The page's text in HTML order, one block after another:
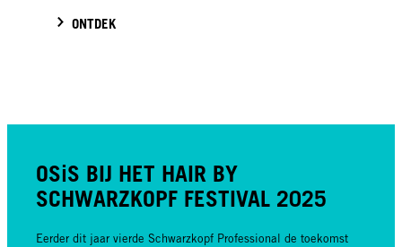
ONTDEK
OSiS BIJ HET HAIR BY
SCHWARZKOPF FESTIVAL 2025
Eerder dit jaar vierde Schwarzkopf Professional de toekomst